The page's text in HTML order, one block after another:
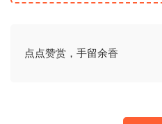
点点赞赏，手留余香